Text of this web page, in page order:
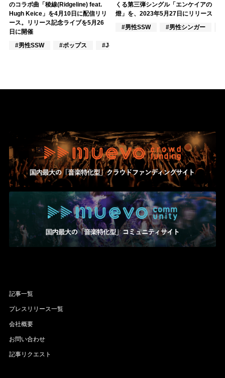
のコラボ曲「稜線(Ridgeline) feat.
Hugh Keice」を4月10日に配信リリ
ース。リリース記念ライブを5月26
日に開催
#男性SSW
#ポップス #J-POP
くる第三弾シングル「エンケイアの
燈」を、2023年5月27日にリリース
#男性SSW
#男性シンガー
記事一覧
プレスリリース一覧
会社概要
お問い合わせ
記事リクエスト